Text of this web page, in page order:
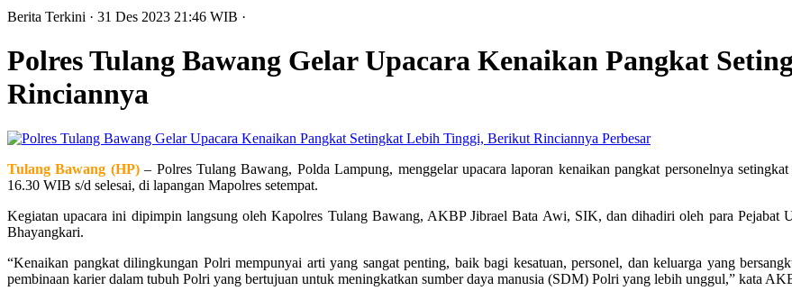
Berita Terkini · 31 Des 2023 21:46 WIB ·
Polres Tulang Bawang Gelar Upacara Kenaikan Pangkat
Rinciannya
Perbesar
Tulang Bawang (HP)– Polres Tulang Bawang, Polda Lampung, menggelar upacara laporan kenaikan pangkat personelnya
16.30 WIB s/d selesai, di lapangan Mapolres setempat.
Kegiatan upacara ini dipimpin langsung oleh Kapolres Tulang Bawang, AKBP Jibrael Bata Awi, SIK, dan dihadiri oleh para Pejabat
Bhayangkari.
“Kenaikan pangkat dilingkungan Polri mempunyai arti yang sangat penting, baik bagi kesatuan, personel, dan keluarga yang
pembinaan karier dalam tubuh Polri yang bertujuan untuk meningkatkan sumber daya manusia (SDM) Polri yang lebih unggul,” kata